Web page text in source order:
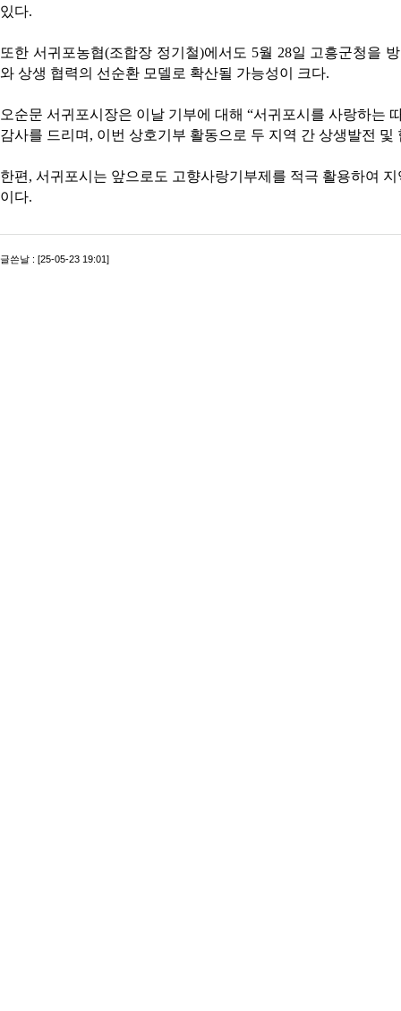
있다.
또한 서귀포농협(조합장 정기철)에서도 5월 28일 고흥군청을
와 상생 협력의 선순환 모델로 확산될 가능성이 크다.
오순문 서귀포시장은 이날 기부에 대해 “서귀포시를 사랑하는
감사를 드리며, 이번 상호기부 활동으로 두 지역 간 상생발전
한편, 서귀포시는 앞으로도 고향사랑기부제를 적극 활용하여
이다.
글쓴날 : [25-05-23 19:01]